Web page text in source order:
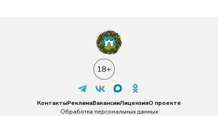
КонтактыРекламаВакансииЛицензияО проекте
Обработка персональных данных